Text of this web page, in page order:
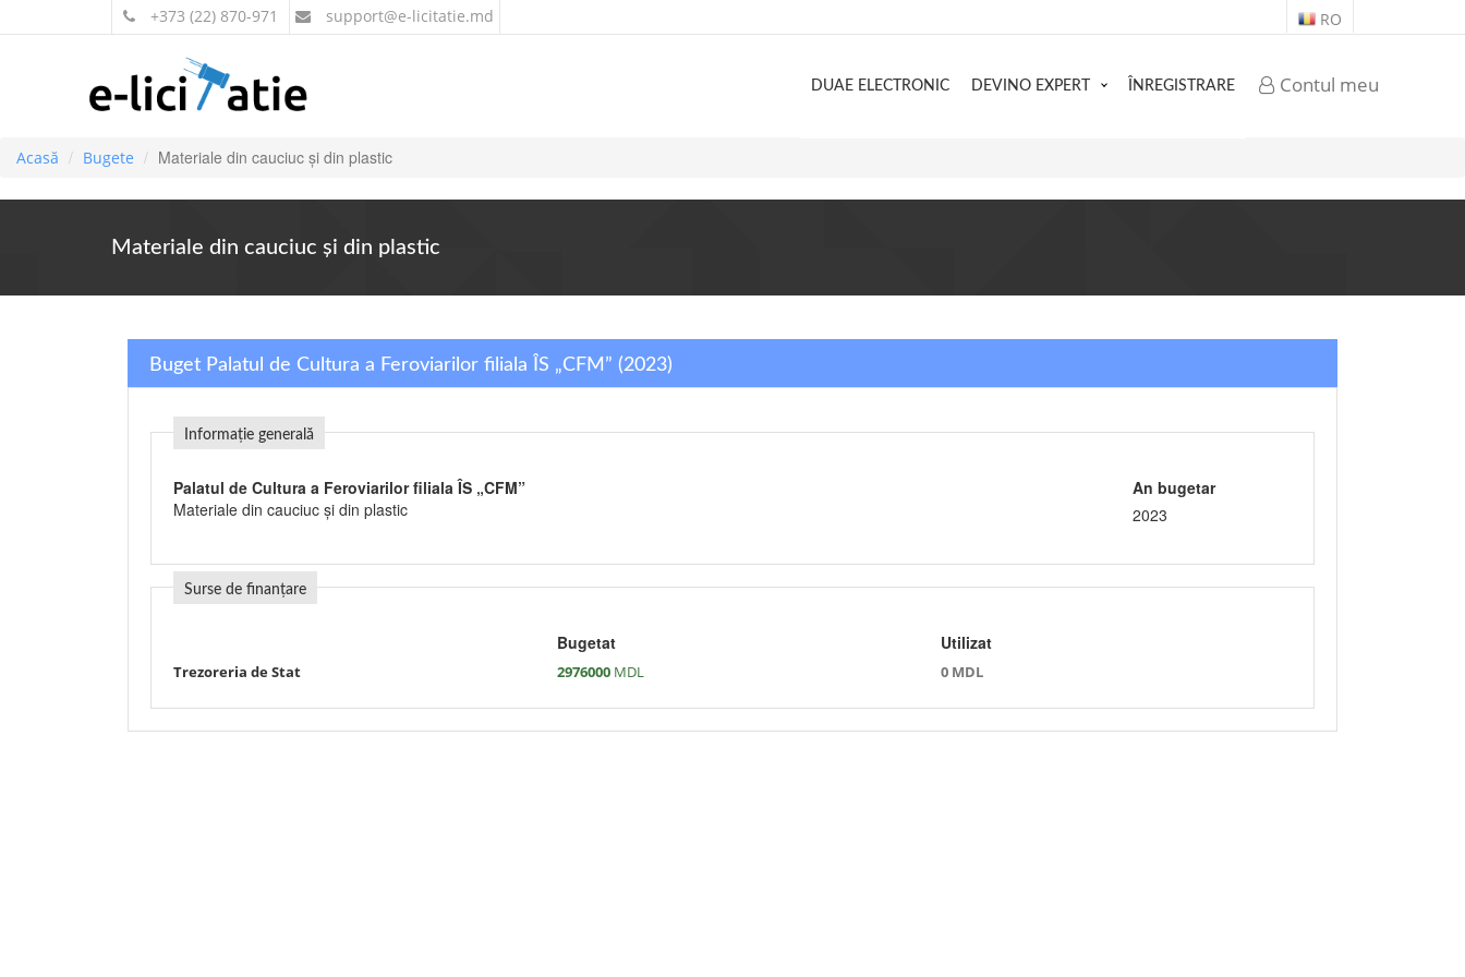
+373 (22) 870-971 support@e-licitatie.md RO
Contul meu
DUAE ELECTRONIC DEVINO EXPERT ÎNREGISTRARE
Acasă Bugete Materiale din cauciuc şi din plastic
Materiale din cauciuc şi din plastic
Buget Palatul de Cultura a Feroviarilor filiala ÎS „CFM” (2023)
Informație generală
Palatul de Cultura a Feroviarilor filiala ÎS „CFM”
Materiale din cauciuc şi din plastic
An bugetar
2023
Surse de finanțare
Bugetat Utilizat
Trezoreria de Stat 2976000 MDL 0 MDL